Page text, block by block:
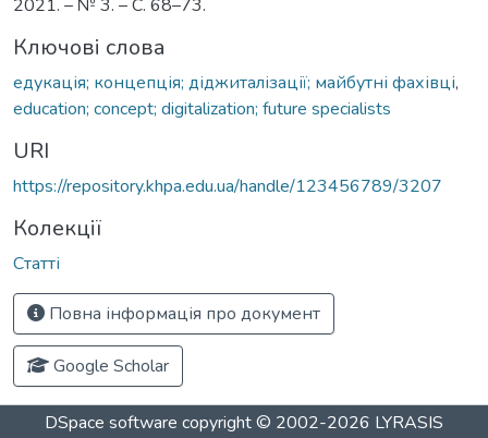
2021. – № 3. – С. 68–73.
Ключові слова
едукація; концепція; діджиталізації; майбутні фахівці,
education; concept; digitalization; future specialists
URI
https://repository.khpa.edu.ua/handle/123456789/3207
Колекції
Статті
Повна інформація про документ
Google Scholar
DSpace software copyright © 2002-2026 LYRASIS